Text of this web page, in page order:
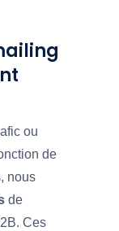
ou
de
nous
de
Ces